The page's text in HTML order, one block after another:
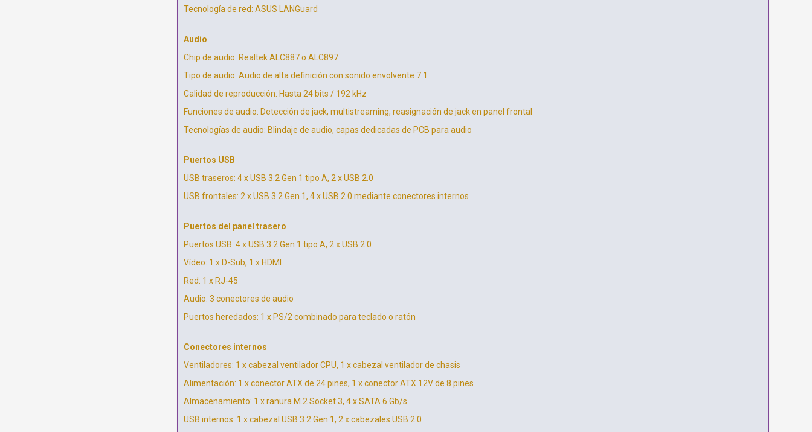
Tecnología de red: ASUS LANGuard
Audio
Chip de audio: Realtek ALC887 o ALC897
Tipo de audio: Audio de alta definición con sonido envolvente 7.1
Calidad de reproducción: Hasta 24 bits / 192 kHz
Funciones de audio: Detección de jack, multistreaming, reasignación de jack en panel frontal
Tecnologías de audio: Blindaje de audio, capas dedicadas de PCB para audio
Puertos USB
USB traseros: 4 x USB 3.2 Gen 1 tipo A, 2 x USB 2.0
USB frontales: 2 x USB 3.2 Gen 1, 4 x USB 2.0 mediante conectores internos
Puertos del panel trasero
Puertos USB: 4 x USB 3.2 Gen 1 tipo A, 2 x USB 2.0
Vídeo: 1 x D-Sub, 1 x HDMI
Red: 1 x RJ-45
Audio: 3 conectores de audio
Puertos heredados: 1 x PS/2 combinado para teclado o ratón
Conectores internos
Ventiladores: 1 x cabezal ventilador CPU, 1 x cabezal ventilador de chasis
Alimentación: 1 x conector ATX de 24 pines, 1 x conector ATX 12V de 8 pines
Almacenamiento: 1 x ranura M.2 Socket 3, 4 x SATA 6 Gb/s
USB internos: 1 x cabezal USB 3.2 Gen 1, 2 x cabezales USB 2.0